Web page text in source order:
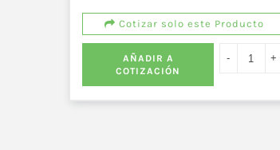
Cotizar solo este Producto
AÑADIR A
COTIZACIÓN